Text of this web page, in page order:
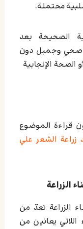
محتملة.
الصحيحة بعد
صحي وجميل دون
الصحة الإنجابية
قراءة الموضوع
زراعة الشعر علي
الزراعة
الزراعة تعدّ من
يعانين من